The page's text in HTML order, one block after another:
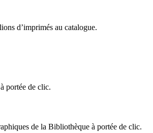
d’imprimés au catalogue.
portée de clic.
de la Bibliothèque à portée de clic.